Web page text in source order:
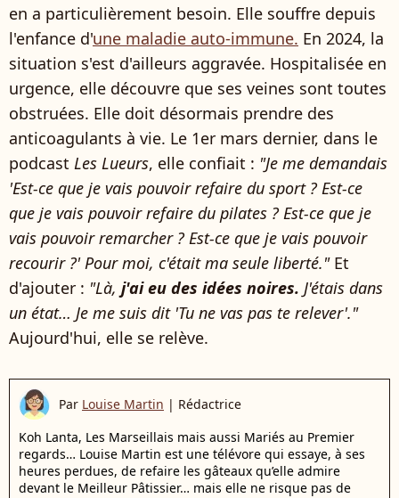
en a particulièrement besoin. Elle souffre depuis
l'enfance d'une maladie auto-immune. En 2024, la
situation s'est d'ailleurs aggravée. Hospitalisée en
urgence, elle découvre que ses veines sont toutes
obstruées. Elle doit désormais prendre des
anticoagulants à vie. Le 1er mars dernier, dans le
podcast Les Lueurs, elle confiait : "Je me demandais
'Est-ce que je vais pouvoir refaire du sport ? Est-ce
que je vais pouvoir refaire du pilates ? Est-ce que je
vais pouvoir remarcher ? Est-ce que je vais pouvoir
recourir ?' Pour moi, c'était ma seule liberté." Et
d'ajouter : "Là, j'ai eu des idées noires. J'étais dans
un état… Je me suis dit 'Tu ne vas pas te relever'."
Aujourd'hui, elle se relève.
Par Louise Martin | Rédactrice
Koh Lanta, Les Marseillais mais aussi Mariés au Premier
regards… Louise Martin est une télévore qui essaye, à ses
heures perdues, de refaire les gâteaux qu’elle admire
devant le Meilleur Pâtissier… mais elle ne risque pas de